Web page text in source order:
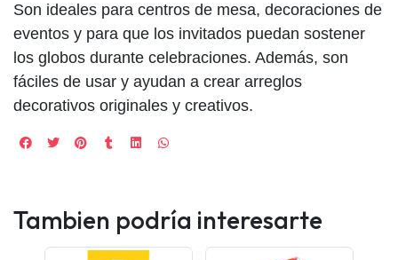
Son ideales para centros de mesa, decoraciones de
eventos y para que los invitados puedan sostener
los globos durante celebraciones. Además, son
fáciles de usar y ayudan a crear arreglos
decorativos originales y creativos.
Tambien podría interesarte